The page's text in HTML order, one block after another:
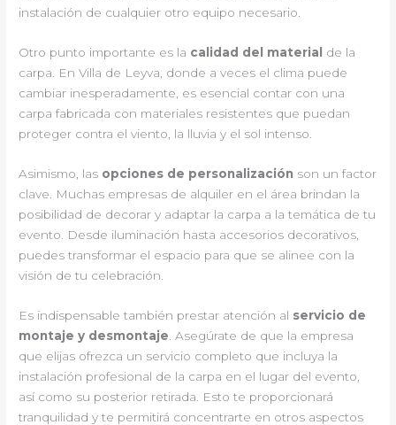
instalación de cualquier otro equipo necesario.
Otro punto importante es la calidad del material
de la
carpa. En Villa de Leyva, donde a veces el clima puede
cambiar inesperadamente, es esencial contar con una
carpa fabricada con materiales resistentes que puedan
proteger contra el viento, la lluvia y el sol intenso.
Asimismo, las opciones de personalización son un factor
clave. Muchas empresas de alquiler en el área brindan la
posibilidad de decorar y adaptar la carpa a la temática de tu
evento. Desde iluminación hasta accesorios decorativos,
puedes transformar el espacio para que se alinee con la
visión de tu celebración.
Es indispensable también prestar atención al servicio de
montaje y desmontaje . Asegúrate de que la empresa
que elijas ofrezca un servicio completo que incluya la
instalación profesional de la carpa en el lugar del evento,
así como su posterior retirada. Esto te proporcionará
tranquilidad y te permitirá concentrarte en otros aspectos